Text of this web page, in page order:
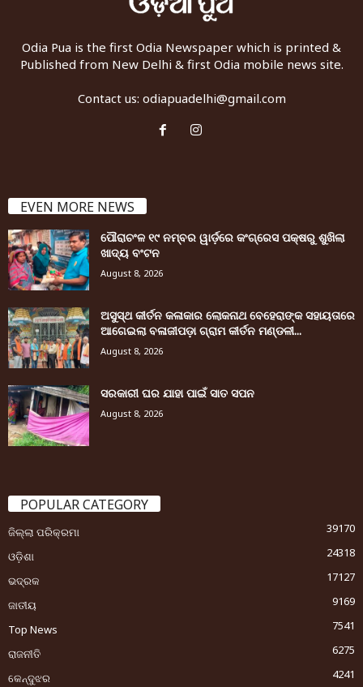
Odia Pua is the first Odia Newspaper which is printed &
Published from New Delhi & first Odia mobile news site.
Contact us: odiapuadelhi@gmail.com
EVEN MORE NEWS
ପୌରାଚଂଳ ୧୯ ନମ୍ବର ୱାର୍ଡ଼ରେ କଂଗ୍ରେସ ପକ୍ଷରୁ ଶୁଖିଲା
ଖାଦ୍ୟ ବଂଟନ
August 8, 2026
ଅସୁସ୍ଥ କୀର୍ତନ କଳାକାର ଲୋକନାଥ ବେହେରାଙ୍କ ସହାୟତାରେ
ଆଗେଇଲା ବଳାଜୀପଡ଼ା ଗ୍ରାମ କୀର୍ତନ ମଣ୍ଡଳୀ...
August 8, 2026
ସରକାରୀ ଘର ଯାହା ପାଇଁ ସାତ ସପନ
August 8, 2026
POPULAR CATEGORY
ଜିଲ୍ଲା ପରିକ୍ରମା
39170
ଓଡ଼ିଶା
24318
ଭଦ୍ରକ
17127
ଜାତୀୟ
9169
Top News
7541
ରାଜନୀତି
6275
କେନ୍ଦୁଝର
4241